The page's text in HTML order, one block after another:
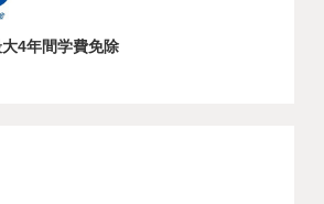
4年間学費免除